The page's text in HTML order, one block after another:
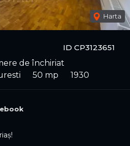
ID CP3123651
de închiriat
50 mp 1930
Harta